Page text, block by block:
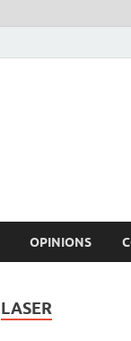
OPINIONS
LASER